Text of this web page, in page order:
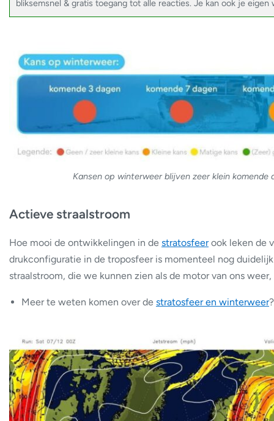
bliksemsnel & gratis toegang tot alle reacties. Je kan ook je eigen
Kansen op winterweer blijven zeer klein komende
Actieve straalstroom
Hoe mooi de ontwikkelingen in de stratosfeerook leken de
drukconfiguratie in de troposfeer is momenteel nog duidelijk
straalstroom, die we kunnen zien als de motor van ons
Meer te weten komen over de stratosfeer en winterweer?